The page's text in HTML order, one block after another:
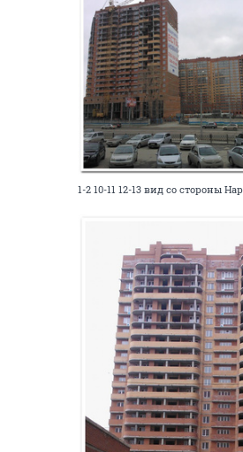
1-2 10-11 12-13 вид со стороны